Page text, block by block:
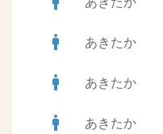
man あきたか
man あきたか
man あきたか